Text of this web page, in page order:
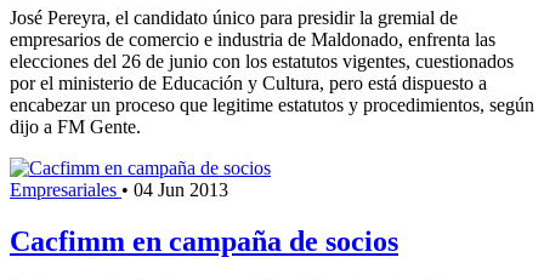
José Pereyra, el candidato único para presidir la gremial de
empresarios de comercio e industria de Maldonado, enfrenta las
elecciones del 26 de junio con los estatutos vigentes, cuestionados
por el ministerio de Educación y Cultura, pero está dispuesto a
encabezar un proceso que legitime estatutos y procedimientos, según
dijo a FM Gente.
Empresariales • 04 Jun 2013
Cacfimm en campaña de socios